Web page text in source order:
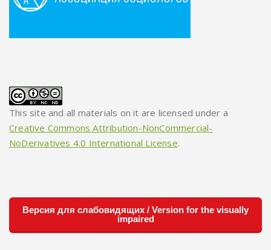
This site and all materials on it are licensed under a
Creative Commons Attribution-NonCommercial-
NoDerivatives 4.0 International License.
Версия для слабовидящих / Version for the visually
impaired